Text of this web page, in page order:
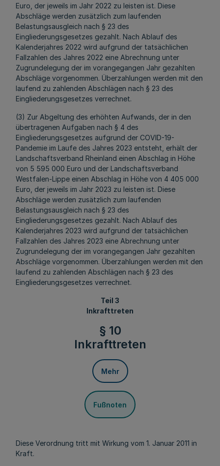
Euro, der jeweils im Jahr 2022 zu leisten ist. Diese
Abschläge werden zusätzlich zum laufenden
Belastungsausgleich nach § 23 des
Eingliederungsgesetzes gezahlt. Nach Ablauf des
Kalenderjahres 2022 wird aufgrund der tatsächlichen
Fallzahlen des Jahres 2022 eine Abrechnung unter
Zugrundelegung der im vorangegangen Jahr gezahlten
Abschläge vorgenommen. Überzahlungen werden mit den
laufend zu zahlenden Abschlägen nach § 23 des
Eingliederungsgesetzes verrechnet.
(3) Zur Abgeltung des erhöhten Aufwands, der in den
übertragenen Aufgaben nach § 4 des
Eingliederungsgesetzes aufgrund der COVID-19-
Pandemie im Laufe des Jahres 2023 entsteht, erhält der
Landschaftsverband Rheinland einen Abschlag in Höhe
von 5 595 000 Euro und der Landschaftsverband
Westfalen-Lippe einen Abschlag in Höhe von 4 405 000
Euro, der jeweils im Jahr 2023 zu leisten ist. Diese
Abschläge werden zusätzlich zum laufenden
Belastungsausgleich nach § 23 des
Eingliederungsgesetzes gezahlt. Nach Ablauf des
Kalenderjahres 2023 wird aufgrund der tatsächlichen
Fallzahlen des Jahres 2023 eine Abrechnung unter
Zugrundelegung der im vorangegangen Jahr gezahlten
Abschläge vorgenommen. Überzahlungen werden mit den
laufend zu zahlenden Abschlägen nach § 23 des
Eingliederungsgesetzes verrechnet.
Teil 3
Inkrafttreten
§ 10
Inkrafttreten
Mehr
Fußnoten
Diese Verordnung tritt mit Wirkung vom 1. Januar 2011 in
Kraft.